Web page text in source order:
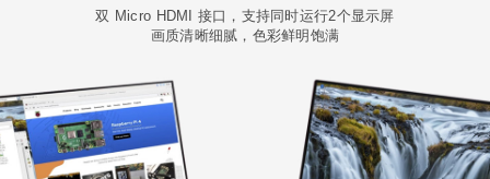
双 Micro HDMI 接口，支持同时运行2个显示屏
画质清晰细腻，色彩鲜明饱满